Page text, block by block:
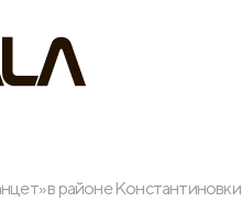
в районе Константиновки